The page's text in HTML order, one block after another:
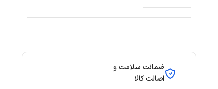
ضمانت سلامت و
اصالت کالا